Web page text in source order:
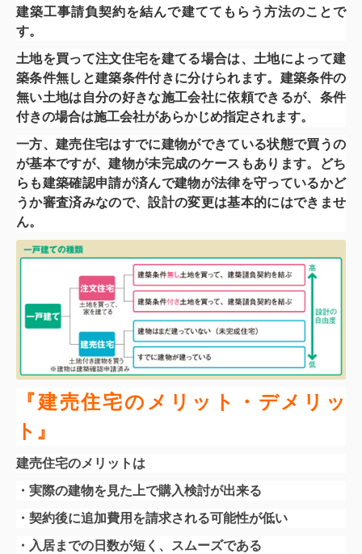
建築工事請負契約を結んで建ててもらう方法のことで
す。
土地を買って注文住宅を建てる場合は、土地によって建
築条件無しと建築条件付きに分けられます。建築条件の
無い土地は自分の好きな施工会社に依頼できるが、条件
付きの場合は施工会社があらかじめ指定されます。
一方、建売住宅はすでに建物ができている状態で買うの
が基本ですが、建物が未完成のケースもあります。どち
らも建築確認申請が済んで建物が法律を守っているかど
うか審査済みなので、設計の変更は基本的にはできませ
ん。
『建売住宅のメリット・デメリッ
ト』
建売住宅のメリットは
・実際の建物を見た上で購入検討が出来る
・契約後に追加費用を請求される可能性が低い
・入居までの日数が短く、スムーズである